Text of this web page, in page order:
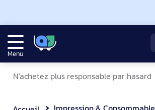
Menu